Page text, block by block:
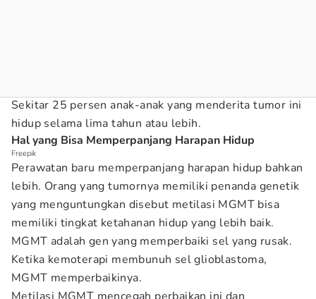
Sekitar 25 persen anak-anak yang menderita tumor ini
hidup selama lima tahun atau lebih.
Hal yang Bisa Memperpanjang Harapan Hidup
Freepik
Perawatan baru memperpanjang harapan hidup bahkan
lebih. Orang yang tumornya memiliki penanda genetik
yang menguntungkan disebut metilasi MGMT bisa
memiliki tingkat ketahanan hidup yang lebih baik.
MGMT adalah gen yang memperbaiki sel yang rusak.
Ketika kemoterapi membunuh sel glioblastoma,
MGMT memperbaikinya.